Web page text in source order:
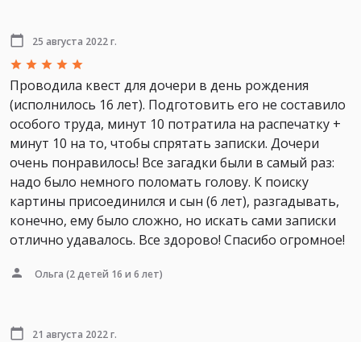
25 августа 2022 г.
Проводила квест для дочери в день рождения
(исполнилось 16 лет). Подготовить его не составило
особого труда, минут 10 потратила на распечатку +
минут 10 на то, чтобы спрятать записки. Дочери
очень понравилось! Все загадки были в самый раз:
надо было немного поломать голову. К поиску
картины присоединился и сын (6 лет), разгадывать,
конечно, ему было сложно, но искать сами записки
отлично удавалось. Все здорово! Спасибо огромное!
Ольга (2 детей 16 и 6 лет)
21 августа 2022 г.